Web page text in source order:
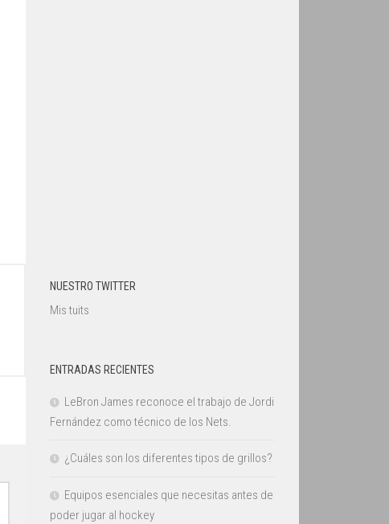
NUESTRO TWITTER
Mis tuits
ENTRADAS RECIENTES
LeBron James reconoce el trabajo de Jordi
Fernández como técnico de los Nets.
¿Cuáles son los diferentes tipos de grillos?
Equipos esenciales que necesitas antes de
poder jugar al hockey